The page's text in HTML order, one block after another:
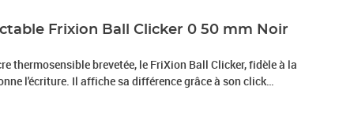
Frixion Ball Clicker 0 50 mm Noir
thermosensible brevetée, le FriXion Ball Clicker, fidèle à la
l'écriture. Il affiche sa différence grâce à son click
plus pratique !Rechargeable : Oui.Couleur encre :